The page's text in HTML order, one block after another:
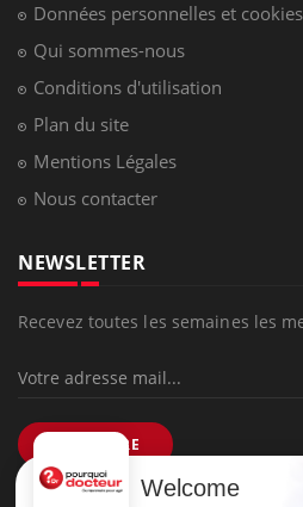
Données personnelles et cookies
Qui sommes-nous
Conditions d'utilisation
Plan du site
Mentions Légales
Nous contacter
NEWSLETTER
Recevez toutes les semaines les
S'INSCRIRE
Welcome